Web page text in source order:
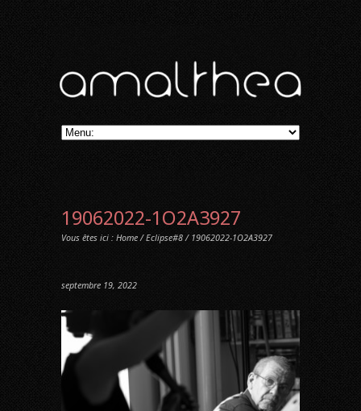
19062022-1O2A3927
Vous êtes ici : Home/Eclipse#8/ 19062022-1O2A3927
septembre 19, 2022